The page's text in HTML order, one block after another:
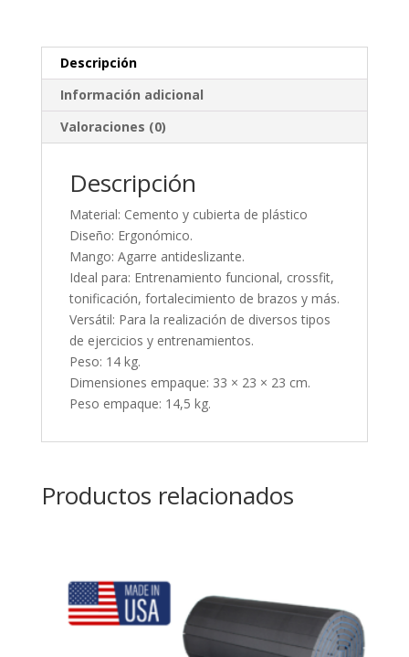
Descripción
Información adicional
Valoraciones (0)
Descripción
Material: Cemento y cubierta de plástico
Diseño: Ergonómico.
Mango: Agarre antideslizante.
Ideal para: Entrenamiento funcional, crossfit,
tonificación, fortalecimiento de brazos y más.
Versátil: Para la realización de diversos tipos
de ejercicios y entrenamientos.
Peso: 14 kg.
Dimensiones empaque: 33 × 23 × 23 cm.
Peso empaque: 14,5 kg.
Productos relacionados